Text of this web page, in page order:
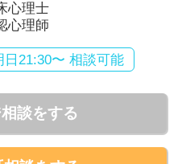
心理士
心理師
日21:30〜 相談可能
談をする